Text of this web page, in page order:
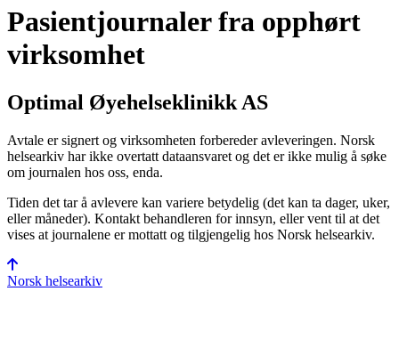
Pasientjournaler fra opphørt
virksomhet
Optimal Øyehelseklinikk AS
Avtale er signert og virksomheten forbereder avleveringen. Norsk
helsearkiv har ikke overtatt data­ansvaret og det er ikke mulig å søke
om journalen hos oss, enda.
Tiden det tar å avlevere kan variere betydelig (det kan ta dager, uker,
eller måneder). Kontakt behandleren for innsyn, eller vent til at det
vises at journalene er mottatt og tilgjengelig hos Norsk helsearkiv.
Norsk helsearkiv